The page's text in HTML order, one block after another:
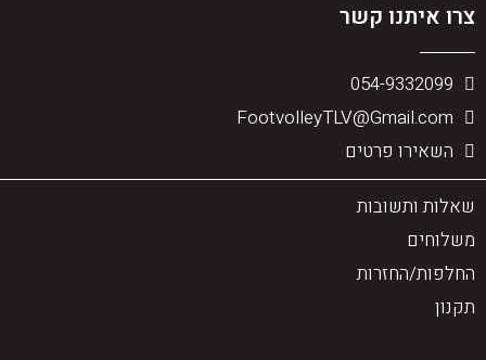
צרו איתנו קשר
054-9332099
FootvolleyTLV@Gmail.com
השאירו פרטים
שאלות ותשובות
משלוחים
החלפות/החזרות
תקנון